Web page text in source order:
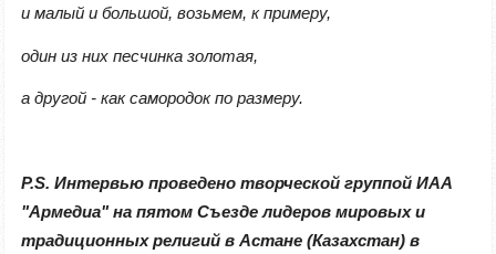
и малый и большой, возьмем, к примеру,
один из них песчинка золотая,
а другой - как самородок по размеру.
P.S. Интервью проведено творческой группой ИАА
"Армедиа" на пятом Съезде лидеров мировых и
традиционных религий в Астане (Казахстан) в